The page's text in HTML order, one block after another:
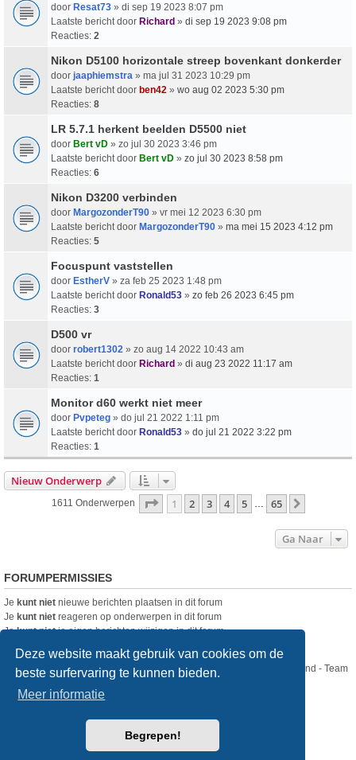
Deze website maakt gebruik van cookies om de
beste surfervaring te kunnen bieden.
Meer informatie
Begrepen!
door Resat73 » di sep 19 2023 8:07 pm
Laatste bericht door Richard » di sep 19 2023 9:08 pm
Reacties: 2
Nikon D5100 horizontale streep bovenkant donkerder
door jaaphiemstra » ma jul 31 2023 10:29 pm
Laatste bericht door ben42 » wo aug 02 2023 5:30 pm
Reacties: 8
LR 5.7.1 herkent beelden D5500 niet
door Bert vD » zo jul 30 2023 3:46 pm
Laatste bericht door Bert vD » zo jul 30 2023 8:58 pm
Reacties: 6
Nikon D3200 verbinden
door MargozonderT90 » vr mei 12 2023 6:30 pm
Laatste bericht door MargozonderT90 » ma mei 15 2023 4:12 pm
Reacties: 5
Focuspunt vaststellen
door EstherV » za feb 25 2023 1:48 pm
Laatste bericht door Ronald53 » zo feb 26 2023 6:45 pm
Reacties: 3
D500 vr
door robert1302 » zo aug 14 2022 10:43 am
Laatste bericht door Richard » di aug 23 2022 11:17 am
Reacties: 1
Monitor d60 werkt niet meer
door Pvpeteg » do jul 21 2022 1:11 pm
Laatste bericht door Ronald53 » do jul 21 2022 3:22 pm
Reacties: 1
Nieuw Onderwerp
1611 Onderwerpen Pagina Van65
1 2 3 4 5 65
Ga Naar
FORUMPERMISSIES
Je kunt niet nieuwe berichten plaatsen in dit forum
Je kunt niet reageren op onderwerpen in dit forum
Jekunt nietje eigen berichten wijzigen in dit forum
Nikon Club Nederland - Team
Forum
Copyright © Nikon Club Nederland 2023
® Forum Software © phpBB Limited
created by INVENTEA & v12mike